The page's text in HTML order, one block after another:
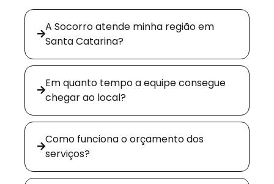
A Socorro atende minha região em
Santa Catarina?
Em quanto tempo a equipe consegue
chegar ao local?
Como funciona o orçamento dos
serviços?